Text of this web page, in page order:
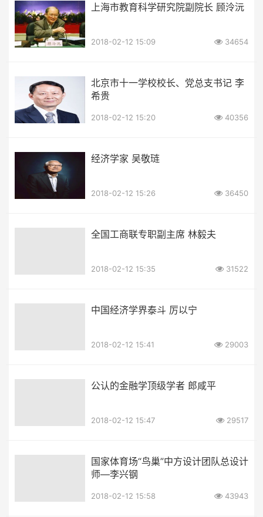
上海市教育科学研究院副院长 顾泠沅
2018-02-12 15:09 34654
北京市十一学校校长、党总支书记 李
希贵
2018-02-12 15:20 40356
经济学家 吴敬琏
2018-02-12 15:26 36450
全国工商联专职副主席 林毅夫
2018-02-12 15:35 31522
中国经济学界泰斗 厉以宁
2018-02-12 15:41 29003
公认的金融学顶级学者 郎咸平
2018-02-12 15:47 29517
国家体育场“鸟巢”中方设计团队总设计
师—李兴钢
2018-02-12 15:58 43943